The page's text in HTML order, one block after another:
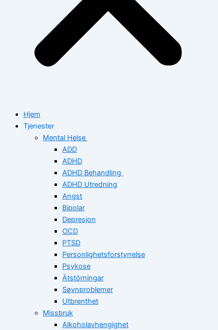
Hjem
Tjenester
Mental Helse
ADD
ADHD
ADHD Behandling
ADHD Utredning
Angst
Bipolar
Depresjon
OCD
PTSD
Personlighetsforstyrrelse
Psykose
Ätstörningar
Søvnproblemer
Utbrenthet
Missbruk
Alkoholavhengighet